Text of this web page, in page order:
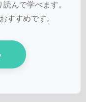
んで学べます。
すすめです。